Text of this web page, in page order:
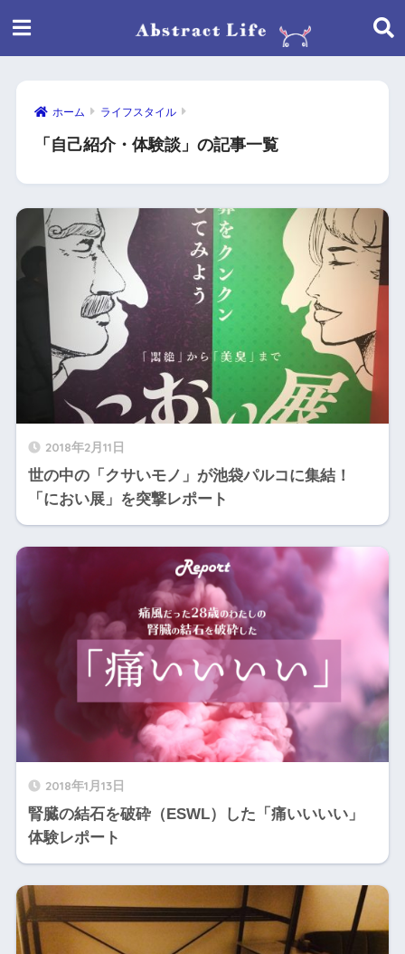
ホーム ライフスタイル
「自己紹介・体験談」の記事一覧
2018年2月11日
世の中の「クサいモノ」が池袋パルコに集結！
「におい展」を突撃レポート
2018年1月13日
腎臓の結石を破砕（ESWL）した「痛いいいい」
体験レポート